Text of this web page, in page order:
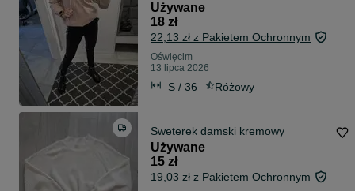
Używane
18 zł
22,13 zł z Pakietem Ochronnym
Oświęcim
13 lipca 2026
S / 36 Różowy
Sweterek damski kremowy
Używane
15 zł
19,03 zł z Pakietem Ochronnym